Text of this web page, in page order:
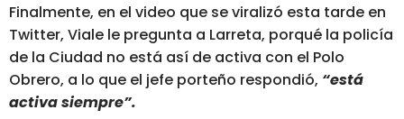
Finalmente, en el video que se viralizó esta tarde en
Twitter, Viale le pregunta a Larreta, porqué la policía
de la Ciudad no está así de activa con el Polo
Obrero, a lo que el jefe porteño respondió, “está
activa siempre”.